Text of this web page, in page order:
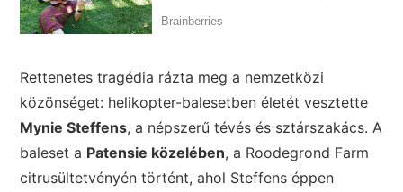
Rettenetes tragédia rázta meg a nemzetközi
közönséget: helikopter-balesetben életét vesztette
Mynie Steffens, a népszerű tévés és sztárszakács. A
baleset a Patensie közelében, a Roodegrond Farm
citrusültetvényén történt, ahol Steffens éppen